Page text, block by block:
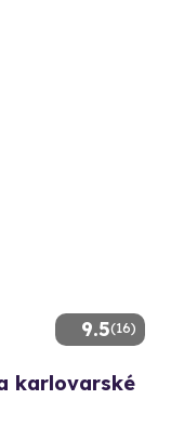
9.5(16)
karlovarské